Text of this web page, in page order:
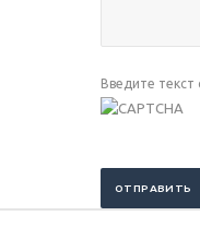
Введите текст
ОТПРАВИТЬ